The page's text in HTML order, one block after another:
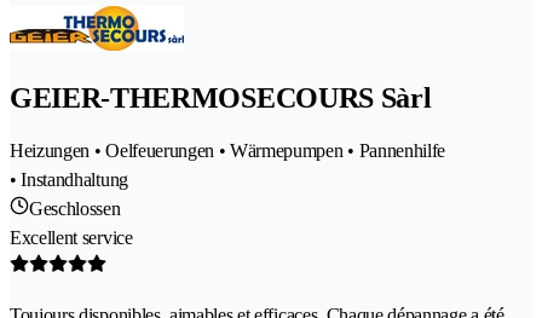
GEIER-THERMOSECOURS Sàrl
Heizungen • Oelfeuerungen • Wärmepumpen • Pannenhilfe
• Instandhaltung
Geschlossen
Excellent service